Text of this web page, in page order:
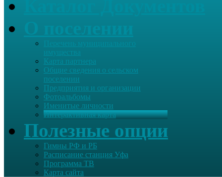
Перечень муниципального
имущества
Карта партнера
Общие сведения о сельском
поселении
Предприятия и организации
Фотоальбомы
Именитые личности
Интерактивная карта
Полезные опции
Гимны РФ и РБ
Расписание станция Уфа
Программа ТВ
Карта сайта